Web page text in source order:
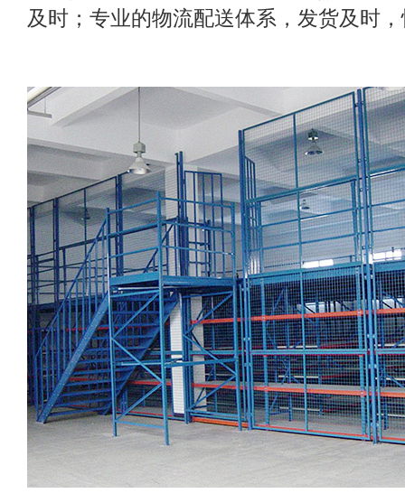
及时；专业的物流配送体系，发货及时